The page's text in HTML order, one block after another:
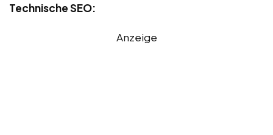
Technische SEO:
Anzeige